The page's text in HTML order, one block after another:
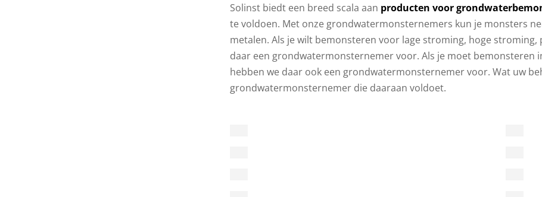
Solinst biedt een breed scala aan producten voor
te voldoen. Met onze grondwatermonsternemers kun je monsters
metalen. Als je wilt bemonsteren voor lage stroming, hoge
daar een grondwatermonsternemer voor. Als je moet bemonsteren
hebben we daar ook een grondwatermonsternemer voor. Wat uw
grondwatermonsternemer die daaraan voldoet.